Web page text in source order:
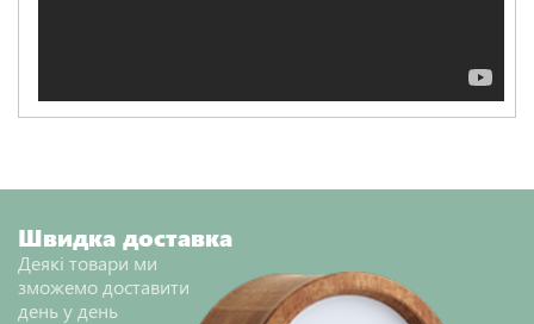
Швидка доставка
Деякі товари ми
зможемо доставити
день у день